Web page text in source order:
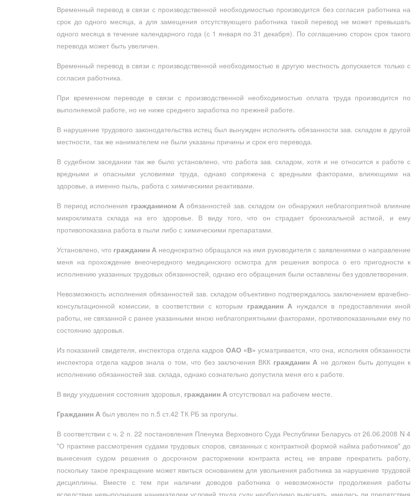
Временный перевод в связи с производственной необходимостью производится без согласия работника на
срок до одного месяца, а для замещения отсутствующего работника такой перевод не может превышать
одного месяца в течение календарного года (с 1 января по 31 декабря). По соглашению сторон срок такого
перевода может быть увеличен.
Временный перевод в связи с производственной необходимостью в другую местность допускается только с
согласия работника.
При временном переводе в связи с производственной необходимостью оплата труда производится по
выполняемой работе, но не ниже среднего заработка по прежней работе.
В нарушение трудового законодательства истец был вынужден исполнять обязанности зав. складом в другой
местности, так же нанимателем не были указаны причины и срок его перевода.
В судебном заседании так же было установлено, что работа зав. складом, хотя и не относится к работе с
вредными и опасными условиями труда, однако сопряжена с вредными факторами, влияющими на
здоровье, а именно пыль, работа с химическими реактивами.
В период исполнения гражданином Аобязанностей зав. складом он обнаружил неблагоприятной влияние
микроклимата склада на его здоровье. В виду того, что он страдает бронхиальной астмой, и ему
противопоказана работа в пыли либо с химическими препаратами.
Установлено, что гражданин А неоднократно обращался на имя руководителя с заявлениями о направление
меня на прохождение внеочередного медицинского осмотра для решения вопроса о его пригодности к
исполнению указанных трудовых обязанностей, однако его обращения были оставлены без удовлетворения.
Невозможность исполнения обязанностей зав. складом объективно подтверждалось заключением врачебно-
консультационной комиссии, в соответствии с которым гражданин А нуждался в предоставлении иной
работы, не связанной с ранее указанными мною неблагоприятными факторами, противопоказанными ему по
состоянию здоровья.
Из показаний свидетеля, инспектора отдела кадров ОАО «В» усматривается, что она, исполняя обязанности
инспектора отдела кадров знала о том, что без заключения ВКК гражданин А не должен быть допущен к
исполнению обязанностей зав. склада, однако сознательно допустила меня его к работе.
В виду ухудшения состояния здоровья, гражданин А отсутствовал на рабочем месте.
Гражданин А был уволен по п.5 ст.42 ТК РБ за прогулы.
В соответствии с ч. 2 п. 22 постановления Пленума Верховного Суда Республики Беларусь от 26.06.2008 N 4
"О практике рассмотрения судами трудовых споров, связанных с контрактной формой найма работников" до
вынесения судом решения о досрочном расторжении контракта истец не вправе прекратить работу,
поскольку такое прекращение может явиться основанием для увольнения работника за нарушение трудовой
дисциплины. Вместе с тем при наличии доводов работника о невозможности продолжения работы
вследствие невыполнения нанимателем условий труда суду необходимо выяснять, имелись ли препятствия